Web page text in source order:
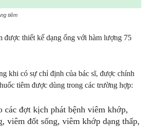
tiêm
được thiết kế dạng ống với hàm lượng 75
khi có sự chỉ định của bác sĩ, được chính
tiêm được dùng trong các trường hợp:
các đợt kịch phát bệnh viêm khớp,
viêm đốt sống, viêm khớp dạng thấp,